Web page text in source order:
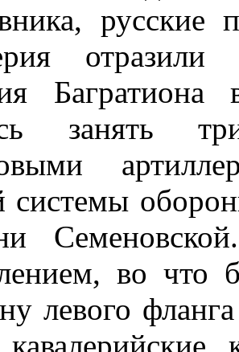
русские
занять
системы
во что
левого